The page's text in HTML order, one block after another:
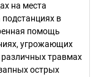
на места
подстанциях в
помощь
угрожающих
травмах
острых